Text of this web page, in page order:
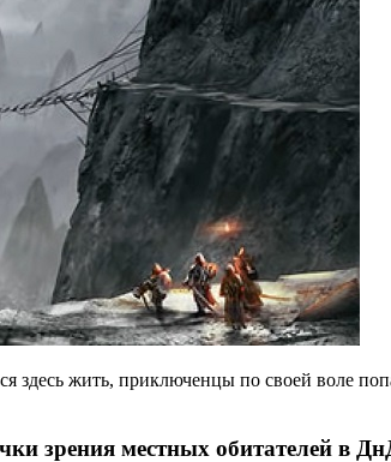
здесь жить, приключенцы по своей воле
зрения местных обитателей в